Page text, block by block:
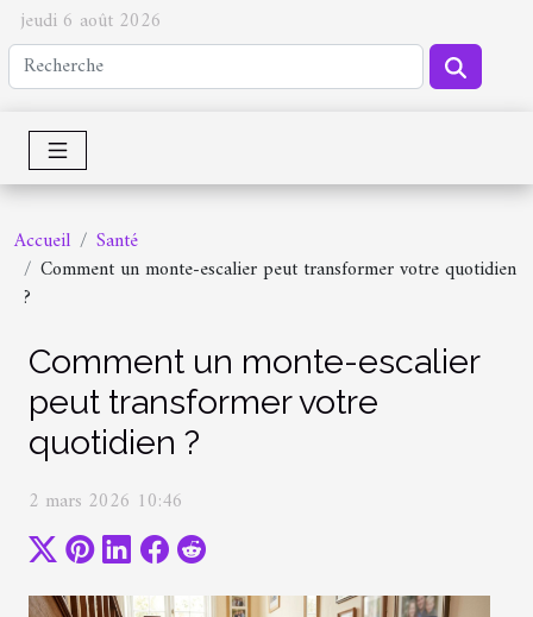
jeudi 6 août 2026
Accueil
Santé
Comment un monte-escalier peut transformer votre quotidien
?
Comment un monte-escalier
peut transformer votre
quotidien ?
2 mars 2026 10:46